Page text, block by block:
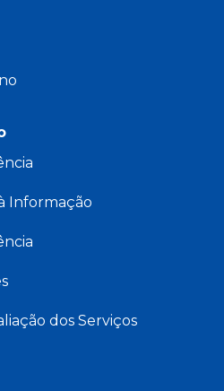
Informação
dos Serviços